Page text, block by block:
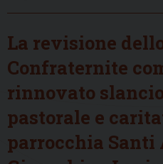
La revisione
Confraternite
rinnovato
pastorale e
parrocchia Santi